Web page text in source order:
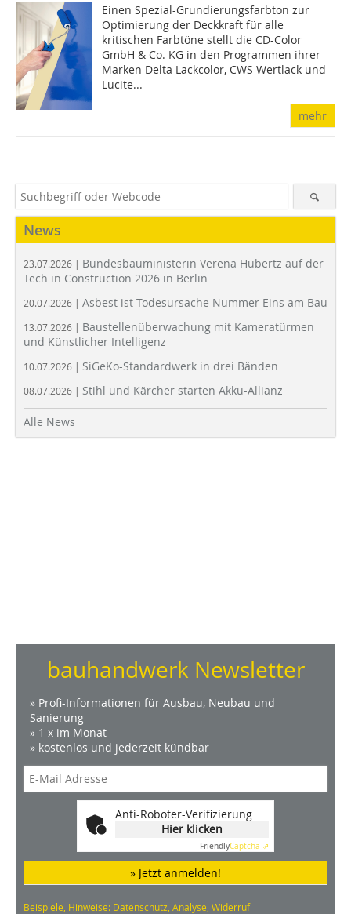
Einen Spezial-Grundierungsfarbton zur
Optimierung der Deckkraft für alle
kritischen Farbtöne stellt die CD-Color
GmbH & Co. KG in den Programmen ihrer
Marken Delta Lackcolor, CWS Wertlack und
Lucite...
mehr
News
23.07.2026 | Bundesbauministerin Verena Hubertz auf der
Tech in Construction 2026 in Berlin
20.07.2026 | Asbest ist Todesursache Nummer Eins am Bau
13.07.2026 | Baustellenüberwachung mit Kameratürmen
und Künstlicher Intelligenz
10.07.2026 | SiGeKo-Standardwerk in drei Bänden
08.07.2026 | Stihl und Kärcher starten Akku-Allianz
Alle News
bauhandwerk Newsletter
» Profi-Informationen für Ausbau, Neubau und
Sanierung
» 1 x im Monat
» kostenlos und jederzeit kündbar
Anti-Roboter-Verifizierung
Hier klicken
FriendlyCaptcha ⇗
» Jetzt anmelden!
Beispiele, Hinweise: Datenschutz, Analyse, Widerruf